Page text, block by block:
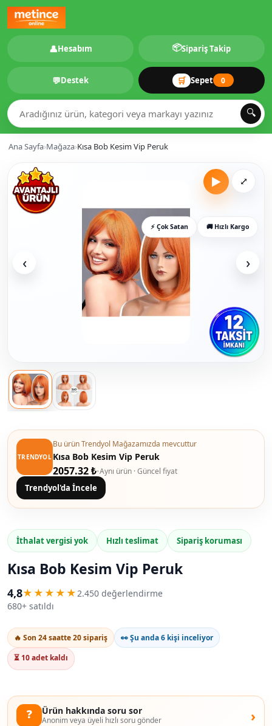
🔍
👤Hesabım 📦Sipariş Takip
💬Destek 🛒 Sepet 0
Ana Sayfa›Mağaza›Kısa Bob Kesim Vip Peruk
⚡ Çok Satan 🚚 Hızlı Kargo
▶
‹ ›
⤢
TRENDYOL
Bu ürün Trendyol Mağazamızda mevcuttur
Kısa Bob Kesim Vip Peruk
2057.32 ₺•Aynı ürün · Güncel fiyat
Trendyol'da İncele
İthalat vergisi yok Hızlı teslimat Sipariş koruması
Kısa Bob Kesim Vip Peruk
4,8★★★★★ 2.450 değerlendirme
680+ satıldı
🔥 Son 24 saatte 20 sipariş
👀 Şu anda 6 kişi inceliyor
⏳ 10 adet kaldı
❓ Ürün hakkında soru sor
Anonim veya üyeli hızlı soru gönder ›